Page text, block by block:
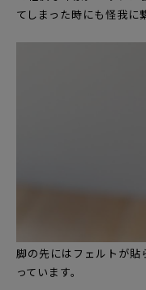
てしまった時にも怪我に
脚の先にはフェルトが貼
っています。